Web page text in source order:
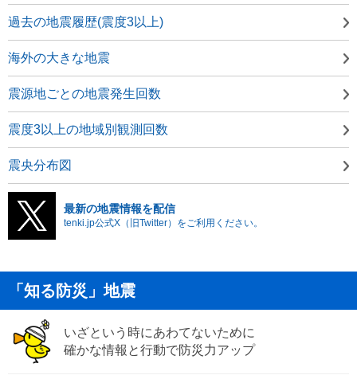
過去の地震履歴(震度3以上)
海外の大きな地震
震源地ごとの地震発生回数
震度3以上の地域別観測回数
震央分布図
最新の地震情報を配信
tenki.jp公式X（旧Twitter）をご利用ください。
「知る防災」地震
いざという時にあわてないために
確かな情報と行動で防災力アップ